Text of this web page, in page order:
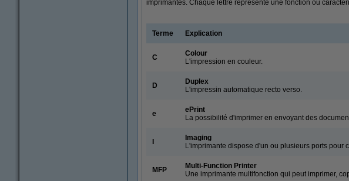
imprimantes. Chaque lettre représente une fonction ou
Terme Explication
C
Colour
L'impression en couleur.
D
Duplex
L'impressin automatique recto verso.
e
ePrint
La possibilité d'imprimer en envoyant des
I
Imaging
L'imprimante dispose d'un ou plusieurs ports pour
MFP
Multi-Function Printer
Une imprimante multifonction qui peut imprimer,